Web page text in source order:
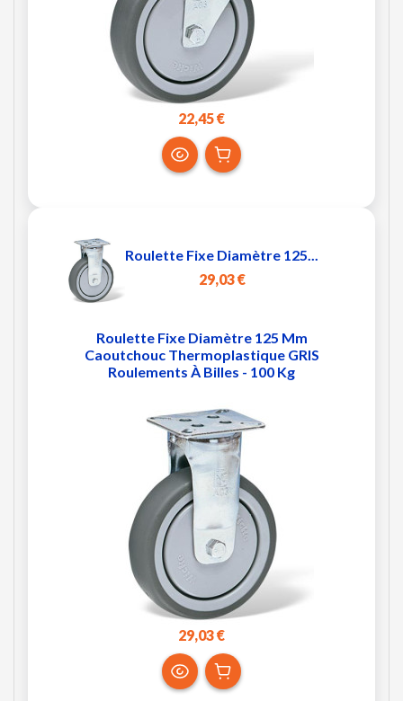
22,45 €
Roulette Fixe Diamètre 125...
29,03 €
Roulette Fixe Diamètre 125 Mm
Caoutchouc Thermoplastique GRIS
Roulements À Billes - 100 Kg
29,03 €